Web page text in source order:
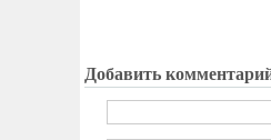
Добавить